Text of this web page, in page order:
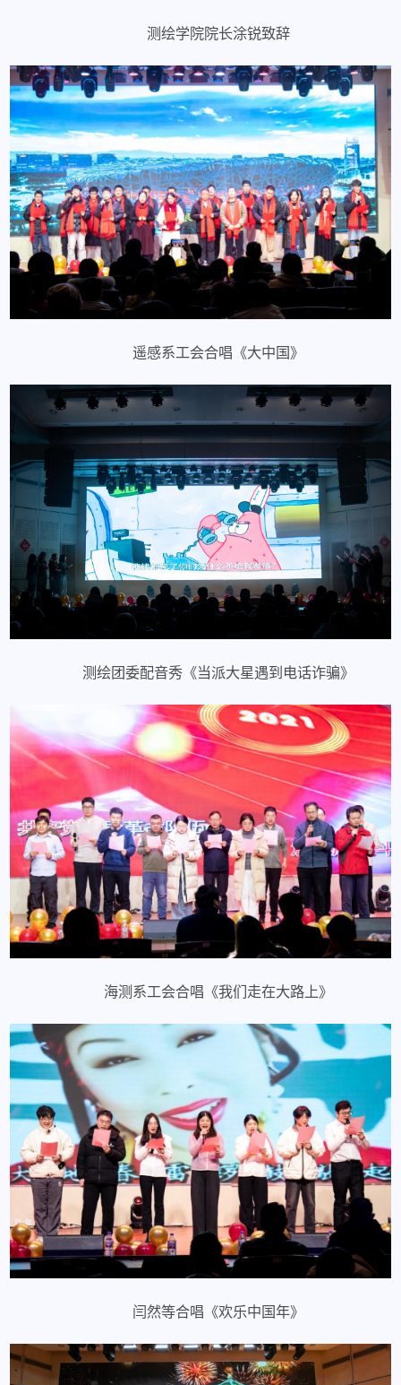
测绘学院院长涂锐致辞
遥感系工会合唱《大中国》
测绘团委配音秀《当派大星遇到电话诈骗》
海测系工会合唱《我们走在大路上》
闫然等合唱《欢乐中国年》